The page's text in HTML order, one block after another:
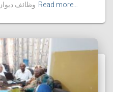
وظائف Read more…